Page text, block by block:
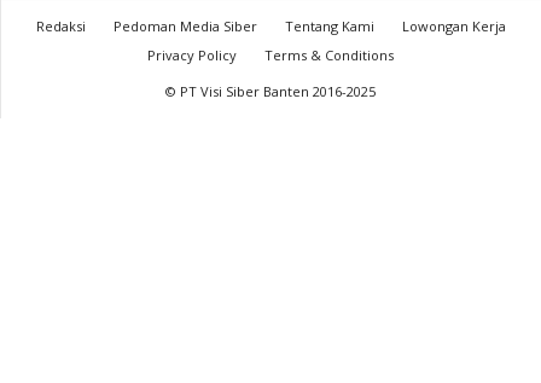
Redaksi Pedoman Media Siber Tentang Kami
Lowongan Kerja
Privacy Policy
Terms & Conditions
© PT Visi Siber Banten 2016-2025